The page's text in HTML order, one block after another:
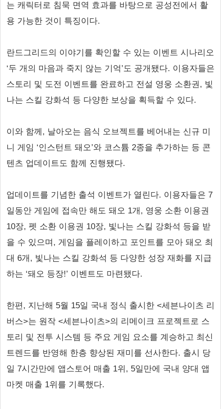
는 캐릭터로 침묵 면역 효과를 바탕으로 공성전에서 활
용 가능한 것이 특징이다.
란드그리드의 이야기를 확인할 수 있는 이벤트 시나리오
‘두 개의 마음과 죽지 않는 기억’도 공개됐다. 이용자들은
스토리 및 도전 이벤트를 완료하고 전설 영웅 소환권, 빛
나는 스킬 강화석 등 다양한 보상을 획득할 수 있다.
이와 함께, 날아오는 음식 오브젝트를 베어내는 신규 미
니 게임 ‘인스턴트 돼오’와 코스튬 2종을 추가하는 등 콘
텐츠 업데이트도 함께 진행됐다.
업데이트를 기념한 출석 이벤트가 열린다. 이용자들은 7
일동안 게임에 접속만 해도 돼오 1개, 영웅 소환 이용권
10장, 펫 소환 이용권 10장, 빛나는 스킬 강화석 등을 받
을 수 있으며, 게임을 플레이하고 포인트를 모아 돼오 최
대 6개, 빛나는 스킬 강화석 등 다양한 성장 재화를 지급
하는 ‘돼오 등장!’ 이벤트도 마련됐다.
한편, 지난해 5월 15일 국내 정식 출시한 <세븐나이츠 리
버스>는 원작 <세븐나이츠>의 리메이크 프로젝트로 스
토리 및 전투 시스템 등 주요 게임 요소를 계승하고 최신
트렌드를 반영해 한층 향상된 재미를 선사한다. 출시 당
일 7시간만에 앱스토어 매출 1위, 5일만에 국내 양대 앱
마켓 매출 1위를 기록했다.